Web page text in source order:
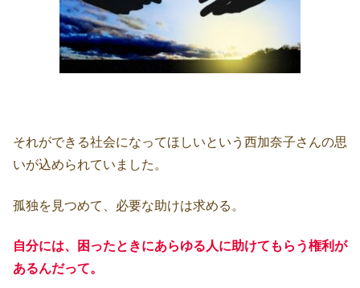
それができる社会になってほしいという西加奈子さんの思
いが込められていました。
孤独を見つめて、必要な助けは求める。
自分には、困ったときにあらゆる人に助けてもらう権利が
あるんだって。